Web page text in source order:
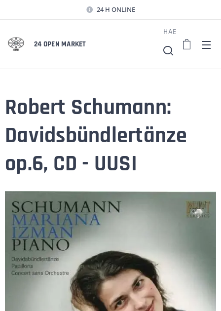
24 H ONLINE
24 OPEN MARKET
HAE
Robert Schumann:
Davidsbündlertänze
op.6, CD - UUSI